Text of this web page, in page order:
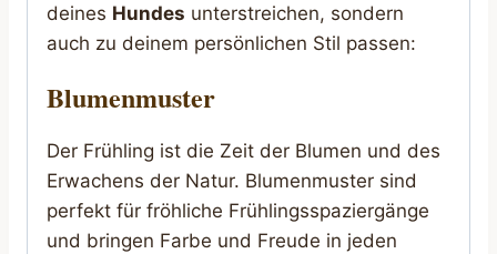
deines Hundes unterstreichen, sondern
auch zu deinem persönlichen Stil passen:
Blumenmuster
Der Frühling ist die Zeit der Blumen und des
Erwachens der Natur. Blumenmuster sind
perfekt für fröhliche Frühlingsspaziergänge
und bringen Farbe und Freude in jeden